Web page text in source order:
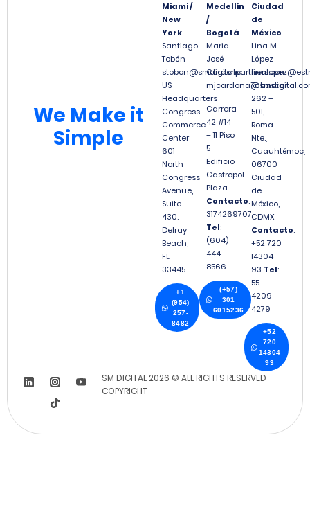
We Make it
Simple
Miami /
New
York
Santiago
Tobón
stobon@smdigitalpartners.com
US
Headquarters
Congress
Commerce
Center
601
North
Congress
Avenue,
Suite
430.
Delray
Beach,
FL
33445
+1
(954)
257-
8482
(+57)
301
6015236
Medellín
/
Bogotá
Maria
José
Cardona
Carrera
42 #14
– 11 Piso
5
Edificio
Castropol
Plaza
Contacto:
3174269707
Tel:
(604)
444
8566
+52
720
14304
93
Ciudad
de
México
Lina M.
López
Tabasco
262 –
501,
Roma
Nte.,
Cuauhtémoc,
06700
Ciudad
de
México,
CDMX
Contacto:
+52 720
14304
93 Tel:
55-
4209-
4279
SM DIGITAL 2026 © ALL RIGHTS RESERVED
COPYRIGHT